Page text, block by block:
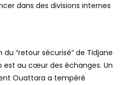
dans des divisions internes
du “retour sécurisé” de Tidjane
est au cœur des échanges. Un
Ouattara a tempéré